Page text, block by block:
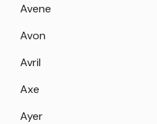
Avene
Avon
Avril
Axe
Ayer